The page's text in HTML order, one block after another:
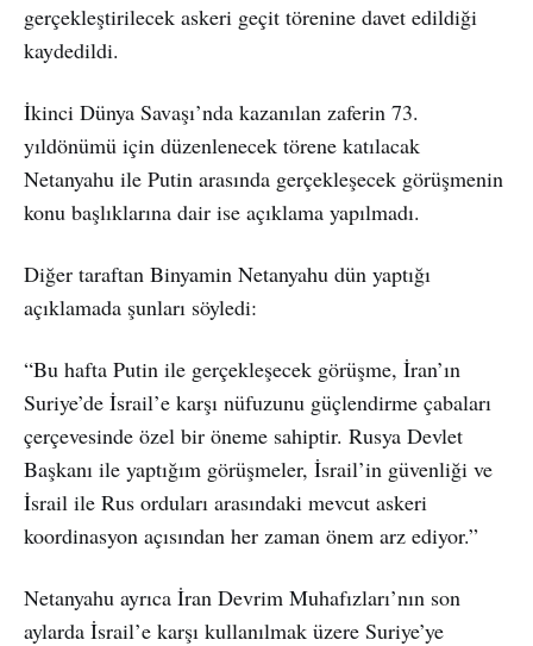
gerçekleştirilecek askeri geçit törenine davet edildiği
kaydedildi.
İkinci Dünya Savaşı’nda kazanılan zaferin 73.
yıldönümü için düzenlenecek törene katılacak
Netanyahu ile Putin arasında gerçekleşecek görüşmenin
konu başlıklarına dair ise açıklama yapılmadı.
Diğer taraftan Binyamin Netanyahu dün yaptığı
açıklamada şunları söyledi:
“Bu hafta Putin ile gerçekleşecek görüşme, İran’ın
Suriye’de İsrail’e karşı nüfuzunu güçlendirme çabaları
çerçevesinde özel bir öneme sahiptir. Rusya Devlet
Başkanı ile yaptığım görüşmeler, İsrail’in güvenliği ve
İsrail ile Rus orduları arasındaki mevcut askeri
koordinasyon açısından her zaman önem arz ediyor.”
Netanyahu ayrıca İran Devrim Muhafızları’nın son
aylarda İsrail’e karşı kullanılmak üzere Suriye’ye